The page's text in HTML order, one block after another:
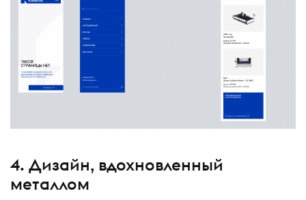
4. Дизайн, вдохновленный
металлом